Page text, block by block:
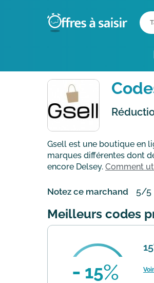
Gsell est une boutique en
marques différentes dont
encore Delsey. Comment
Notez ce marchand 5/5
Meilleurs codes
15